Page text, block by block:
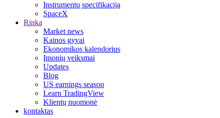
Instrumentų specifikacija
SpaceX
Rinka
Market news
Kainos gyvai
Ekonomikos kalendorius
Įmonių veiksmai
Updates
Blog
US earnings season
Learn TradingView
Klientų nuomonė
kontaktas